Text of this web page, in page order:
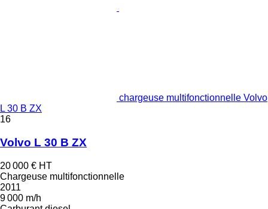
chargeuse multifonctionnelle Volvo
L 30 B ZX
16
Volvo L 30 B ZX
20 000 € HT
Chargeuse multifonctionnelle
2011
9 000 m/h